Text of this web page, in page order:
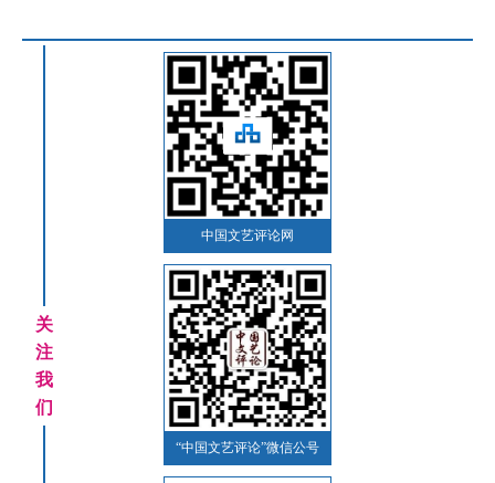
关
注
我
们
中国文艺评论网
“中国文艺评论”微信公号